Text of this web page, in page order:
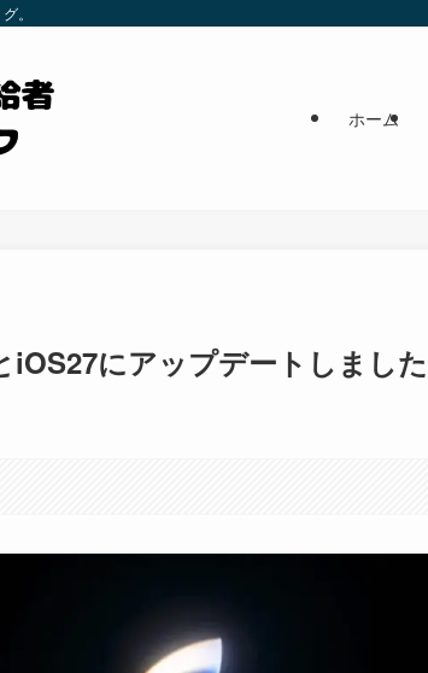
。
ホーム
iOS27にアップデートしました